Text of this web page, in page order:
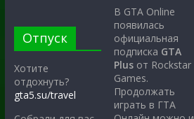
Отпуск
Хотите
отдохнуть?
gta5.su/travel
В GTA Online
появилась
официальная
подписка GTA
Plus от Rockstar
Games.
Продолжать
играть в ГТА